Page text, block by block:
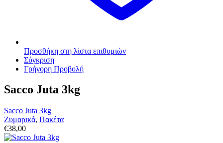
Προσθήκη στη λίστα επιθυμιών
Σύγκριση
Γρήγορη Προβολή
Sacco Juta 3kg
Sacco Juta 3kg
Ζυμαρικά, Πακέτα
€38,00